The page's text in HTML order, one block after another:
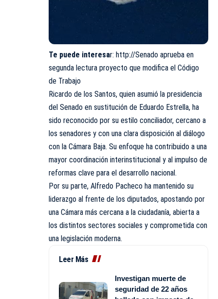
Te puede interesar: http://Senado aprueba en
segunda lectura proyecto que modifica el Código
de Trabajo
Ricardo de los Santos, quien asumió la presidencia
del Senado en sustitución de Eduardo Estrella, ha
sido reconocido por su estilo conciliador, cercano a
los senadores y con una clara disposición al diálogo
con la Cámara Baja. Su enfoque ha contribuido a una
mayor coordinación interinstitucional y al impulso de
reformas clave para el desarrollo nacional.
Por su parte, Alfredo Pacheco ha mantenido su
liderazgo al frente de los diputados, apostando por
una Cámara más cercana a la ciudadanía, abierta a
los distintos sectores sociales y comprometida con
una legislación moderna.
Leer Más
Investigan muerte de
seguridad de 22 años